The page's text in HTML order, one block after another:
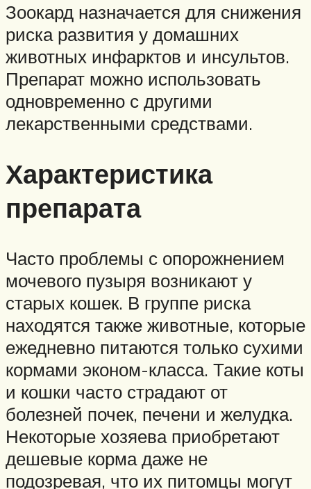
Зоокард назначается для снижения
риска развития у домашних
животных инфарктов и инсультов.
Препарат можно использовать
одновременно с другими
лекарственными средствами.
Характеристика
препарата
Часто проблемы с опорожнением
мочевого пузыря возникают у
старых кошек. В группе риска
находятся также животные, которые
ежедневно питаются только сухими
кормами эконом-класса. Такие коты
и кошки часто страдают от
болезней почек, печени и желудка.
Некоторые хозяева приобретают
дешевые корма даже не
подозревая, что их питомцы могут